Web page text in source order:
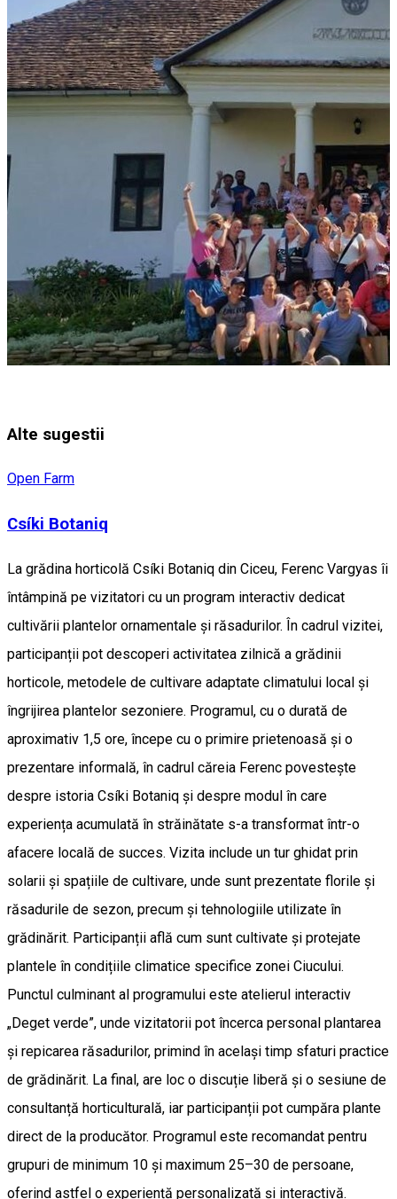
Alte sugestii
Open Farm
Csíki Botaniq
La grădina horticolă Csíki Botaniq din Ciceu, Ferenc Vargyas îi
întâmpină pe vizitatori cu un program interactiv dedicat
cultivării plantelor ornamentale și răsadurilor. În cadrul vizitei,
participanții pot descoperi activitatea zilnică a grădinii
horticole, metodele de cultivare adaptate climatului local și
îngrijirea plantelor sezoniere. Programul, cu o durată de
aproximativ 1,5 ore, începe cu o primire prietenoasă și o
prezentare informală, în cadrul căreia Ferenc povestește
despre istoria Csíki Botaniq și despre modul în care
experiența acumulată în străinătate s-a transformat într-o
afacere locală de succes. Vizita include un tur ghidat prin
solarii și spațiile de cultivare, unde sunt prezentate florile și
răsadurile de sezon, precum și tehnologiile utilizate în
grădinărit. Participanții află cum sunt cultivate și protejate
plantele în condițiile climatice specifice zonei Ciucului.
Punctul culminant al programului este atelierul interactiv
„Deget verde”, unde vizitatorii pot încerca personal plantarea
și repicarea răsadurilor, primind în același timp sfaturi practice
de grădinărit. La final, are loc o discuție liberă și o sesiune de
consultanță horticulturală, iar participanții pot cumpăra plante
direct de la producător. Programul este recomandat pentru
grupuri de minimum 10 și maximum 25–30 de persoane,
oferind astfel o experiență personalizată și interactivă.